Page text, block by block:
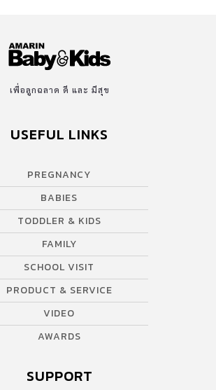
เพื่อลูกฉลาด ดี และ มีสุข
USEFUL LINKS
PREGNANCY
BABIES
TODDLER & KIDS
FAMILY
SCHOOL VISIT
PRODUCT & SERVICE
VIDEO
AWARDS
SUPPORT